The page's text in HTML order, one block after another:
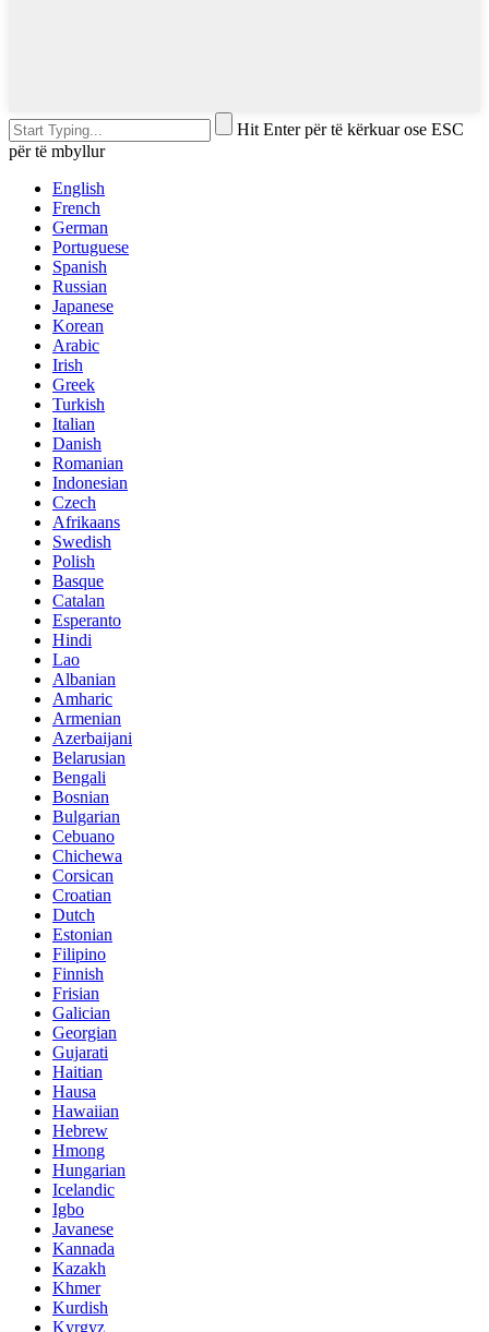
Hit Enter për të kërkuar ose ESC
për të mbyllur
English
French
German
Portuguese
Spanish
Russian
Japanese
Korean
Arabic
Irish
Greek
Turkish
Italian
Danish
Romanian
Indonesian
Czech
Afrikaans
Swedish
Polish
Basque
Catalan
Esperanto
Hindi
Lao
Albanian
Amharic
Armenian
Azerbaijani
Belarusian
Bengali
Bosnian
Bulgarian
Cebuano
Chichewa
Corsican
Croatian
Dutch
Estonian
Filipino
Finnish
Frisian
Galician
Georgian
Gujarati
Haitian
Hausa
Hawaiian
Hebrew
Hmong
Hungarian
Icelandic
Igbo
Javanese
Kannada
Kazakh
Khmer
Kurdish
Kyrgyz